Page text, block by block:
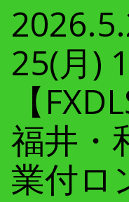
25(月)
【
福井・
業付ロ